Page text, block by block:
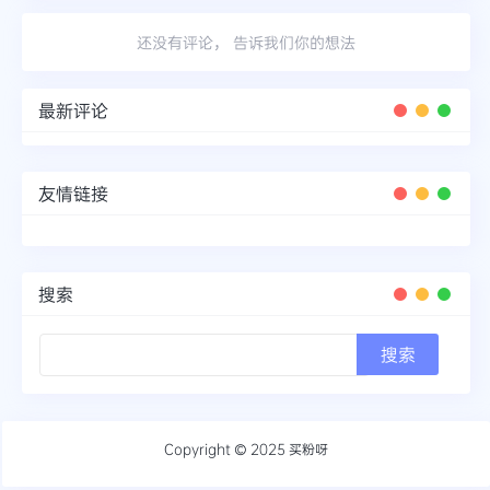
还没有评论， 告诉我们你的想法
最新评论
友情链接
搜索
Copyright © 2025 买粉呀